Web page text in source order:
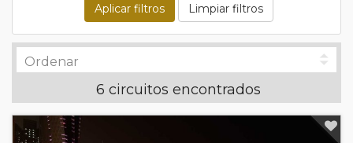
Aplicar filtros Limpiar filtros
6 circuitos encontrados